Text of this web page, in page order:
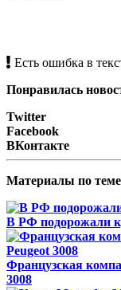
Есть ошибка в
Понравилась
Twitter
Facebook
ВКонтакте
Материалы по теме
В РФ подорожали
Французская
3008